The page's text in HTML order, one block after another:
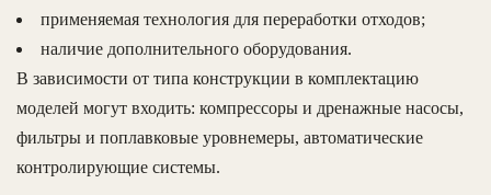
применяемая технология для переработки отходов;
наличие дополнительного оборудования.
В зависимости от типа конструкции в комплектацию
моделей могут входить: компрессоры и дренажные насосы,
фильтры и поплавковые уровнемеры, автоматические
контролирующие системы.